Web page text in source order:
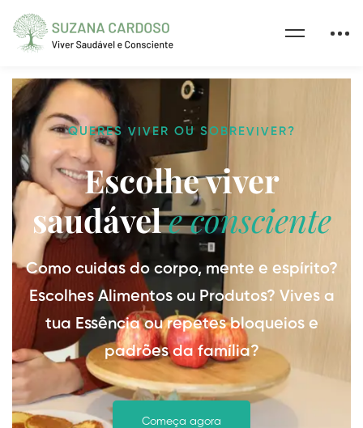
QUERES VIVER OU SOBREVIVER?
Escolhe viver
saudávele consciente
Como cuidas do corpo, mente e espírito?
Escolhes Alimentos ou Produtos? Vives a
tua Essência ou repetes bloqueios e
padrões da família?
Começa agora